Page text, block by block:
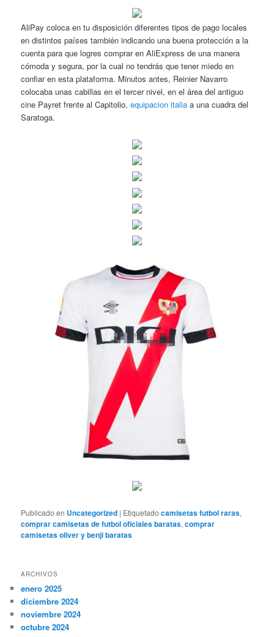
AliPay coloca en tu disposición diferentes tipos de pago locales
en distintos países también indicando una buena protección a la
cuenta para que logres comprar en AliExpress de una manera
cómoda y segura, por la cual no tendrás que tener miedo en
confiar en esta plataforma. Minutos antes, Reinier Navarro
colocaba unas cabillas en el tercer nivel, en el área del antiguo
cine Payret frente al Capitolio,equipacion italia a una cuadra del
Saratoga.
Publicado en Uncategorized | Etiquetado camisetas futbol raras,
comprar camisetas de futbol oficiales baratas,comprar
camisetas oliver y benji baratas
ARCHIVOS
enero 2025
diciembre 2024
noviembre 2024
octubre 2024